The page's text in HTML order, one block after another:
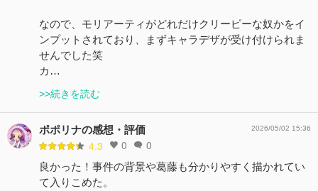
なので、モリアーティがどれだけクリーピーな奴かをイ
ンプットされており、まずキャラデザが受け付けられま
せんでした笑
カ…
>>続きを読む
ポポリナの感想・評価
4.3 0 0
2026/05/02 15:36
良かった！事件の背景や葛藤も分かりやすく描かれてい
て入りこめた。